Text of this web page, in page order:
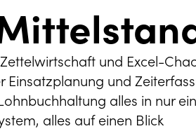
und Excel-
Einsatzplanung und
alles in nur
alles auf einen Blick